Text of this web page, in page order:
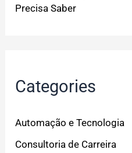
Precisa Saber
Categories
Automação e Tecnologia
Consultoria de Carreira